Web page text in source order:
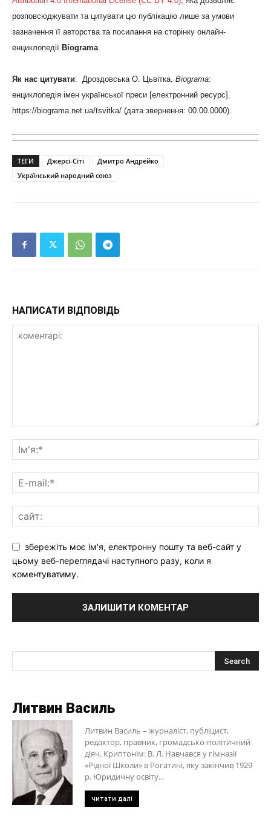
розповсюджувати та цитувати цю публікацію лише за умови
зазначення її авторства та посилання на сторінку онлайн-
енциклопедії Biograma.
Як нас цитувати: Дроздовська О. Цьвітка. Biograma:
енциклопедія імен української преси [електронний ресурс].
https://biograma.net.ua/tsvitka/ (дата звернення: 00.00.0000).
ТЕГИ Джерсі-Сіті
Дмитро Андрейко
Український народний союз
НАПИСАТИ ВІДПОВІДЬ
збережіть моє ім'я, електронну пошту та веб-сайт у
цьому веб-переглядачі наступного разу, коли я
коментуватиму.
Литвин Василь
Литвин Василь – журналіст, публіцист,
редактор, правник, громадсько-політичний
діяч. Криптонім: В. Л. Навчався у гімназії
«Рідної Школи» в Рогатині, яку закінчив 1929
р. Юридичну освіту...
читати далі